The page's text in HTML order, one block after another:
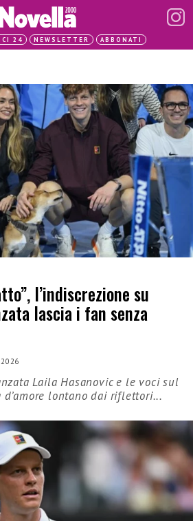
24 NEWSLETTER ABBONATI
l’indiscrezione su
lascia i fan senza
Laila Hasanovic e le voci sul
lontano dai riflettori...